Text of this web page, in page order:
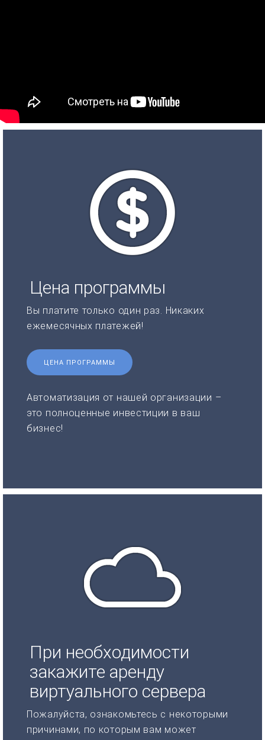
Цена программы
Вы платите только один раз. Никаких
ежемесячных платежей!
ЦЕНА ПРОГРАММЫ
Автоматизация от нашей организации –
это полноценные инвестиции в ваш
бизнес!
При необходимости
закажите аренду
виртуального сервера
Пожалуйста, ознакомьтесь с некоторыми
причинами, по которым вам может